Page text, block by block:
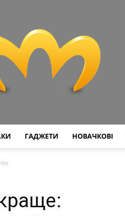
ГАДЖЕТИ НОВАЧКОВІ